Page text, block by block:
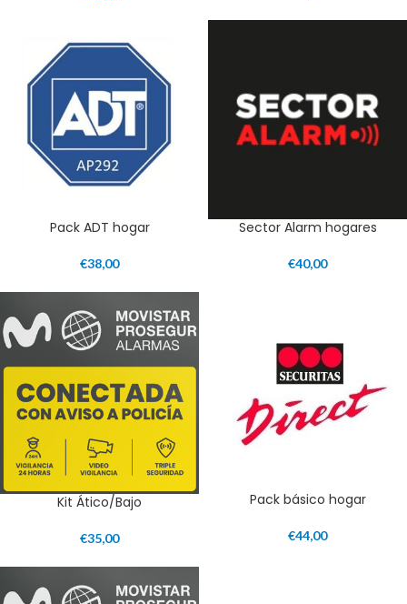
Pack ADT hogar
€38,00
Sector Alarm hogares
€40,00
Kit Ático/Bajo
€35,00
Pack básico hogar
€44,00